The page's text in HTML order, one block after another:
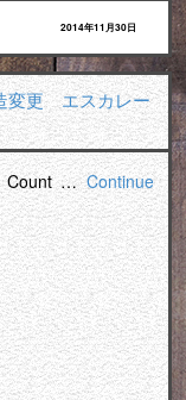
2014年11月30日
更 エスカレー
Count …Continue